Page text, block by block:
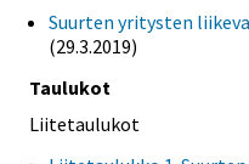
Suurten yritysten
(29.3.2019)
Taulukot
Liitetaulukot